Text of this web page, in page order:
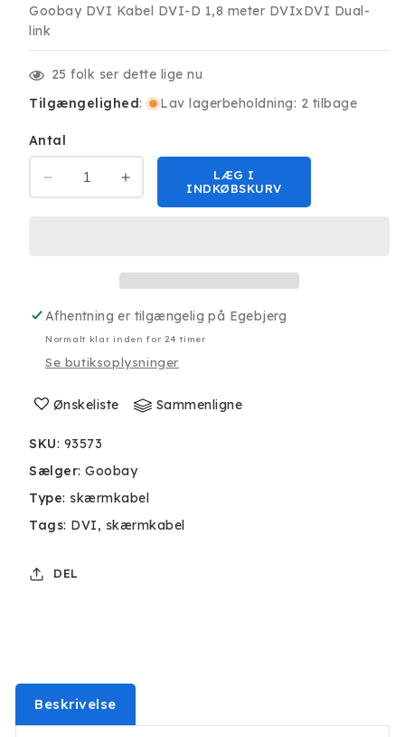
Goobay DVI Kabel DVI-D 1,8 meter DVIxDVI Dual-
link
25 folk ser dette lige nu
Tilgængelighed: Lav lagerbeholdning: 2 tilbage
Antal
Reducer
antallet
DVI-
D
Kabel
Øg
antallet
DVI-
D
Kabel
1.8m
LÆG I
INDKØBSKURV
Afhentning er tilgængelig på Egebjerg
Normalt klar inden for 24 timer
Se butiksoplysninger
Ønskeliste Sammenligne
SKU: 93573
Sælger: Goobay
Type: skærmkabel
Tags: DVI skærmkabel
DEL
Beskrivelse